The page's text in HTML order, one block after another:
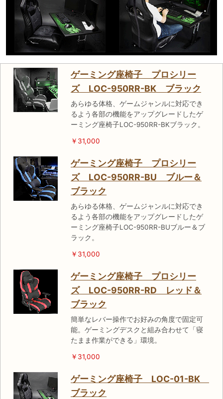
ゲーミング座椅子 プロシリー
ズ LOC-950RR-BK ブラック
あらゆる体格、ゲームジャンルに対応でき
るよう各部の機能をアップグレードしたゲ
ーミング座椅子LOC-950RR-BKブラック。
￥31,000
ゲーミング座椅子 プロシリー
ズ LOC-950RR-BU ブルー＆
ブラック
あらゆる体格、ゲームジャンルに対応でき
るよう各部の機能をアップグレードしたゲ
ーミング座椅子LOC-950RR-BUブルー＆ブ
ラック。
￥31,000
ゲーミング座椅子 プロシリー
ズ LOC-950RR-RD レッド＆
ブラック
簡単なレバー操作でお好みの角度で固定可
能。ゲーミングデスクと組み合わせて「寝
たまま作業ができる」環境。
￥31,000
ゲーミング座椅子 LOC-01-BK
ブラック